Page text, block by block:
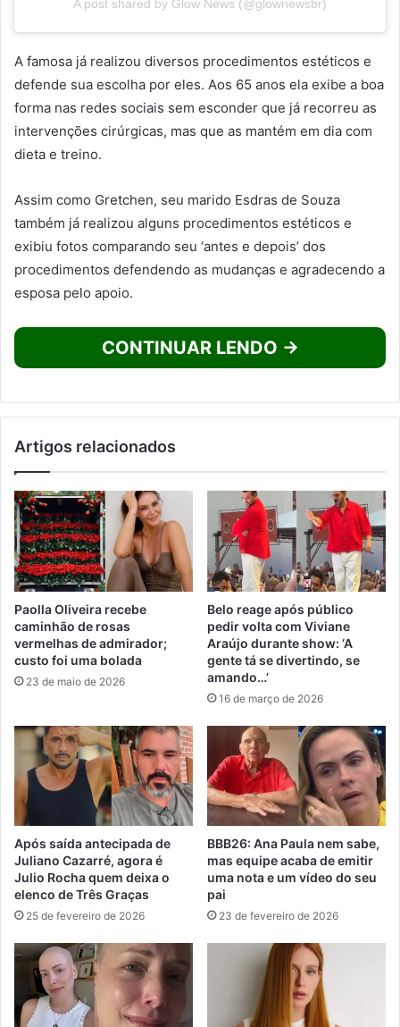
A post shared by Glow News (@glownewsbr)
A famosa já realizou diversos procedimentos estéticos e
defende sua escolha por eles. Aos 65 anos ela exibe a boa
forma nas redes sociais sem esconder que já recorreu as
intervenções cirúrgicas, mas que as mantém em dia com
dieta e treino.
Assim como Gretchen, seu marido Esdras de Souza
também já realizou alguns procedimentos estéticos e
exibiu fotos comparando seu ‘antes e depois’ dos
procedimentos defendendo as mudanças e agradecendo a
esposa pelo apoio.
CONTINUAR LENDO →
Artigos relacionados
Paolla Oliveira recebe
caminhão de rosas
vermelhas de admirador;
custo foi uma bolada
23 de maio de 2026
Belo reage após público
pedir volta com Viviane
Araújo durante show: ‘A
gente tá se divertindo, se
amando…’
16 de março de 2026
Após saída antecipada de
Juliano Cazarré, agora é
Julio Rocha quem deixa o
elenco de Três Graças
25 de fevereiro de 2026
BBB26: Ana Paula nem sabe,
mas equipe acaba de emitir
uma nota e um vídeo do seu
pai
23 de fevereiro de 2026